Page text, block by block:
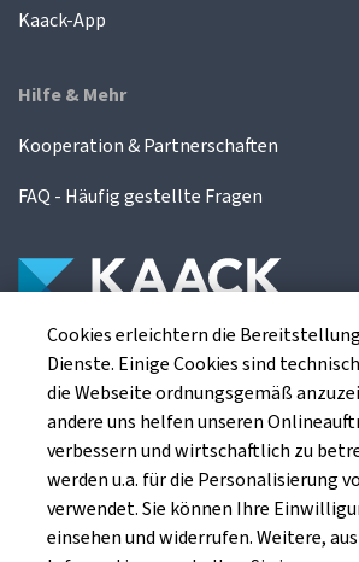
Kaack-App
Hilfe & Mehr
Kooperation & Partnerschaften
FAQ - Häufig gestellte Fragen
Die Kaack Terminhandel GmbH ist ein
Finanzdienstleistungsinstitut für die
Agrarterminbörsen.
Kaack Terminhandel GmbH
Am Markt 8
Cookies erleichtern die
Dienste. Einige Cookies sind
die Webseite ordnungsgemäß
andere uns helfen unseren
verbessern und wirtschaftlich zu
werden u.a. für die Personalisierung
verwendet. Sie können Ihre
einsehen und widerrufen. Weitere,